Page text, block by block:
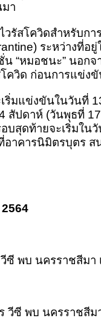
า
วรัสโควิดสำหรับก
ระหว่างที่
น “หมอชนะ” นอก
โควิด ก่อนการแข่ง
ริ่มแข่งขันในวันที่
สัปดาห์ (วันพุธที่
บสุดท้ายจะเริ่มใน
าคารนิมิตรบุตร ส
ซี พบ นครราชสีมา
วีซี พบ นครราชสีม